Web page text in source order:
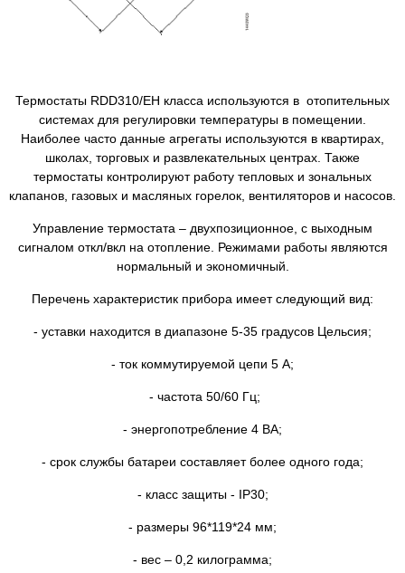
Термостаты RDD310/EH класса используются в отопительных
системах для регулировки температуры в помещении.
Наиболее часто данные агрегаты используются в квартирах,
школах, торговых и развлекательных центрах. Также
термостаты контролируют работу тепловых и зональных
клапанов, газовых и масляных горелок, вентиляторов и насосов.
Управление термостата – двухпозиционное, с выходным
сигналом откл/вкл на отопление. Режимами работы являются
нормальный и экономичный.
Перечень характеристик прибора имеет следующий вид:
- уставки находится в диапазоне 5-35 градусов Цельсия;
- ток коммутируемой цепи 5 А;
- частота 50/60 Гц;
- энергопотребление 4 ВА;
- срок службы батареи составляет более одного года;
- класс защиты - IP30;
- размеры 96*119*24 мм;
- вес – 0,2 килограмма;